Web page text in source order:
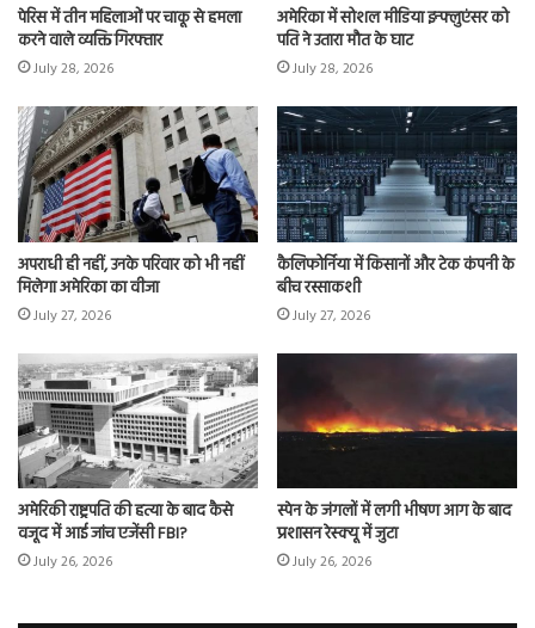
पेरिस में तीन महिलाओं पर चाकू से हमला
करने वाले व्यक्ति गिरफ्तार
July 28, 2026
अमेरिका में सोशल मीडिया इन्फ्लुएंसर को
पति ने उतारा मौत के घाट
July 28, 2026
अपराधी ही नहीं, उनके परिवार को भी नहीं
मिलेगा अमेरिका का वीजा
July 27, 2026
कैलिफोर्निया में किसानों और टेक कंपनी के
बीच रस्साकशी
July 27, 2026
अमेरिकी राष्ट्रपति की हत्या के बाद कैसे
वजूद में आई जांच एजेंसी FBI?
July 26, 2026
स्पेन के जंगलों में लगी भीषण आग के बाद
प्रशासन रेस्क्यू में जुटा
July 26, 2026